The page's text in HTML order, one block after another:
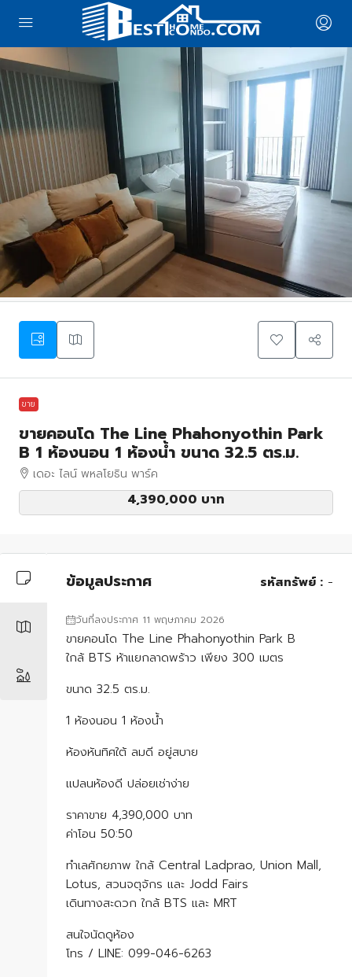
ขาย
ขายคอนโด The Line Phahonyothin Park
B 1 ห้องนอน 1 ห้องน้ำ ขนาด 32.5 ตร.ม.
เดอะ ไลน์ พหลโยธิน พาร์ค
4,390,000 บาท
ข้อมูลประกาศ รหัสทรัพย์ : -
วันที่ลงประกาศ 11 พฤษภาคม 2026
ขายคอนโด The Line Phahonyothin Park B
ใกล้ BTS ห้าแยกลาดพร้าว เพียง 300 เมตร
ขนาด 32.5 ตร.ม.
1 ห้องนอน 1 ห้องน้ำ
ห้องหันทิศใต้ ลมดี อยู่สบาย
แปลนห้องดี ปล่อยเช่าง่าย
ราคาขาย 4,390,000 บาท
ค่าโอน 50:50
ทำเลศักยภาพ ใกล้ Central Ladprao, Union Mall,
Lotus, สวนจตุจักร และ Jodd Fairs
เดินทางสะดวก ใกล้ BTS และ MRT
สนใจนัดดูห้อง
โทร / LINE: 099-046-6263